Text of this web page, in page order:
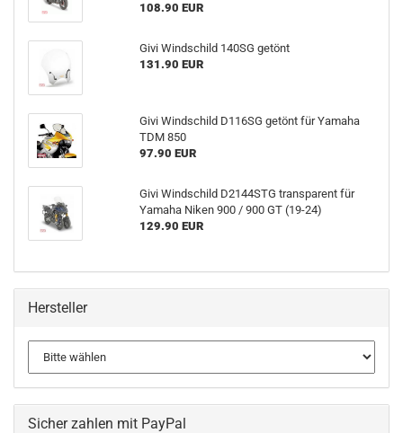
108.90 EUR
Givi Windschild 140SG getönt
131.90 EUR
Givi Windschild D116SG getönt für Yamaha
TDM 850
97.90 EUR
Givi Windschild D2144STG transparent für
Yamaha Niken 900 / 900 GT (19-24)
129.90 EUR
Hersteller
Sicher zahlen mit PayPal